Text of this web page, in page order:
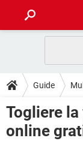
INTRATTENIMENTO
iOS
INSTAGRAM
GUIDE
COVID-19
INTRATTENIMENTO
DOWNLOAD
COVID-19
FORUM
Guide
Togliere
online